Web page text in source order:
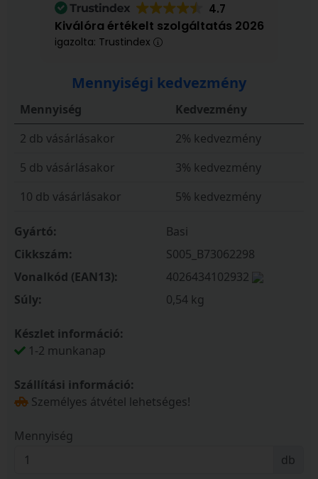
4.7
Kiválóra értékelt szolgáltatás 2026
igazolta: Trustindex
Mennyiségi kedvezmény
Mennyiség
Kedvezmény
2 db vásárlásakor
2% kedvezmény
5 db vásárlásakor
3% kedvezmény
10 db vásárlásakor
5% kedvezmény
Gyártó:
Basi
Cikkszám:
S005_B73062298
Vonalkód (EAN13):
4026434102932
Súly:
0,54 kg
Készlet információ:
1-2 munkanap
Szállítási információ:
Személyes átvétel lehetséges!
Mennyiség
db